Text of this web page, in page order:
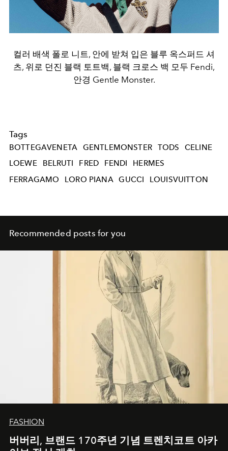
컬러 배색 폴로 니트, 안에 받쳐 입은 블루 옥스퍼드 셔
츠, 위로 던진 블랙 토트백, 블랙 크로스 백 모두 Fendi,
안경 Gentle Monster.
Tags
BOTTEGAVENETA GENTLEMONSTER TODS
CELINE
LOEWE
BELRUTI FRED FENDI
HERMES
FERRAGAMO
LORO PIANA GUCCI LOUISVUITTON
Recommended posts for you
FASHION
버버리, 브랜드 170주년 기념 트렌치코트 아카